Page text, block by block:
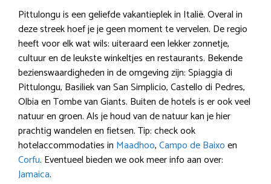
Pittulongu is een geliefde vakantieplek in Italië. Overal in
deze streek hoef je je geen moment te vervelen. De regio
heeft voor elk wat wils: uiteraard een lekker zonnetje,
cultuur en de leukste winkeltjes en restaurants. Bekende
bezienswaardigheden in de omgeving zijn: Spiaggia di
Pittulongu, Basiliek van San Simplicio, Castello di Pedres,
Olbia en Tombe van Giants. Buiten de hotels is er ook veel
natuur en groen. Als je houd van de natuur kan je hier
prachtig wandelen en fietsen. Tip: check ook
hotelaccommodaties in Maadhoo,Campo de Baixoen
Corfu. Eventueel bieden we ook meer info aan over:
Jamaica.